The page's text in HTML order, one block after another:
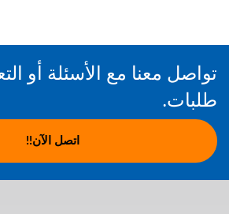
تواصل معنا مع الأسئلة أو
طلبات.
اتصل الآن!!